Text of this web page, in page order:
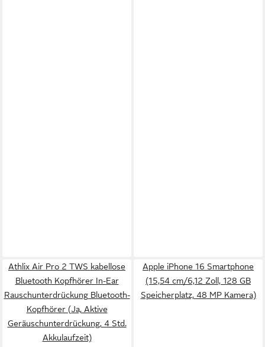
Athlix Air Pro 2 TWS kabellose
Bluetooth Kopfhörer In-Ear
Rauschunterdrückung Bluetooth-
Kopfhörer (Ja, Aktive
Geräuschunterdrückung, 4 Std.
Akkulaufzeit)
Apple iPhone 16 Smartphone
(15,54 cm/6,12 Zoll, 128 GB
Speicherplatz, 48 MP Kamera)